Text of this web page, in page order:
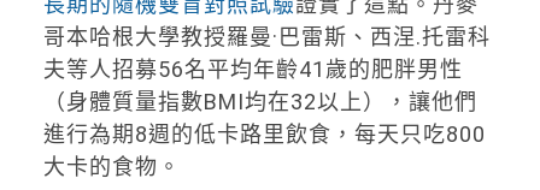
哥本哈根大學教授羅曼·巴雷斯、西涅.托雷科
夫等人招募56名平均年齡41歲的肥胖男性
（身體質量指數BMI均在32以上），讓他們
進行為期8週的低卡路里飲食，每天只吃800
大卡的食物。